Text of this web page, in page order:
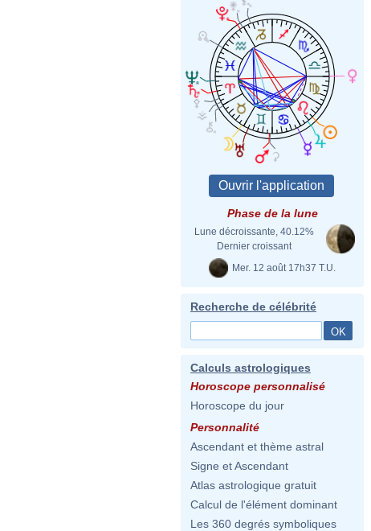
Phase de la lune
Lune décroissante, 40.12%
Dernier croissant
Mer. 12 août 17h37 T.U.
Recherche de célébrité
Calculs astrologiques
Horoscope personnalisé
Horoscope du jour
Personnalité
Ascendant et thème astral
Signe et Ascendant
Atlas astrologique gratuit
Calcul de l'élément dominant
Les 360 degrés symboliques